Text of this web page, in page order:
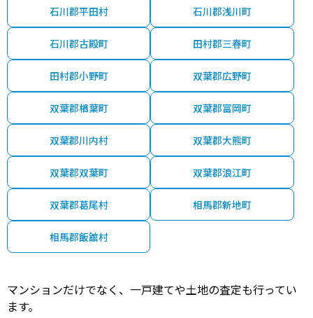
石川郡平田村 石川郡浅川町
石川郡古殿町 田村郡三春町
田村郡小野町 双葉郡広野町
双葉郡楢葉町 双葉郡富岡町
双葉郡川内村 双葉郡大熊町
双葉郡双葉町 双葉郡浪江町
双葉郡葛尾村 相馬郡新地町
相馬郡飯舘村
マンションだけでなく、一戸建てや土地の査定も行ってい
ます。